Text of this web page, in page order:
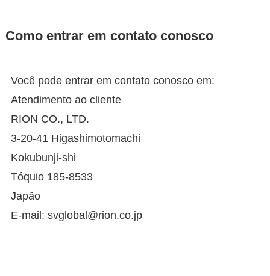
Como entrar em contato conosco
Você pode entrar em contato conosco em:
Atendimento ao cliente
RION CO., LTD.
3-20-41 Higashimotomachi
Kokubunji-shi
Tóquio 185-8533
Japão
E-mail: svglobal@rion.co.jp